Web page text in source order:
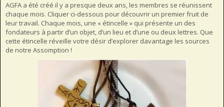
AGFA a été créé il y a presque deux ans, les membres se réunissent
chaque mois. Cliquer ci-dessous pour découvrir un premier fruit de
leur travail. Chaque mois, une « étincelle » qui présente un des
fondateurs à partir d’un objet, d’un lieu et d’une ou deux lettres. Que
cette étincelle réveille votre désir d’explorer davantage les sources
de notre Assomption !